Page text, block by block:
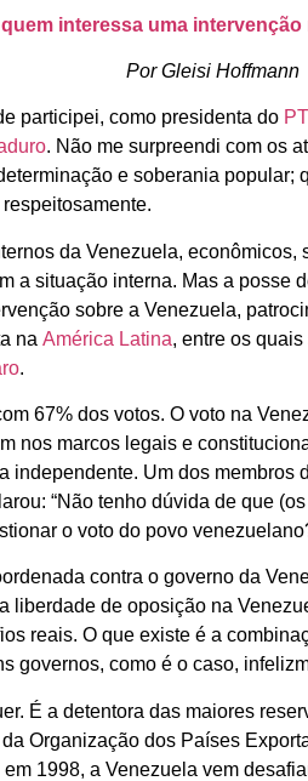
quem interessa uma intervenção
Por Gleisi Hoffmann
participei, como presidenta do PT
. Não me surpreendi com os
e soberania popular;
da Venezuela,
a situação interna. Mas a posse
sobre a Venezuela,
na América Latina, entre os
.
67% dos votos. O voto na
nos marcos legais e
independente. Um dos membros
“Não tenho dúvida de que
o voto do povo
contra o governo da
liberdade de oposição na
reais. O que existe é a
governos, como é o caso,
É a detentora das maiores
Organização dos Países
1998, a Venezuela vem